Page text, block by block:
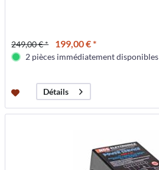
249,00 € * 199,00 € *
2 pièces immédiatement disponibles
Détails